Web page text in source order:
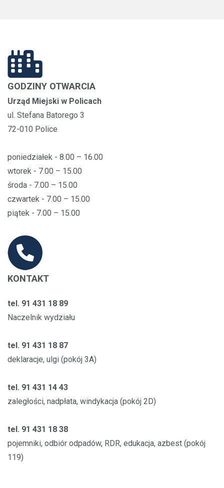
GODZINY OTWARCIA
Urząd Miejski w Policach
ul. Stefana Batorego 3
72-010 Police
poniedziałek - 8.00 – 16.00
wtorek - 7.00 – 15.00
środa - 7.00 – 15.00
czwartek - 7.00 – 15.00
piątek - 7.00 – 15.00
KONTAKT
tel. 91 431 18 89
Naczelnik wydziału
tel. 91 431 18 87
deklaracje, ulgi (pokój 3A)
tel. 91 431 14 43
zaległości, nadpłata, windykacja (pokój 2D)
tel. 91 431 18 38
pojemniki, odbiór odpadów, RDR, edukacja, azbest (pokój
119)